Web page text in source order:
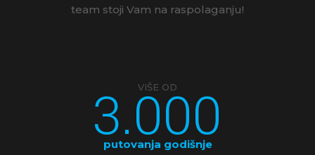
team stoji Vam na raspolaganju!
VIŠE OD
3.000
putovanja godišnje